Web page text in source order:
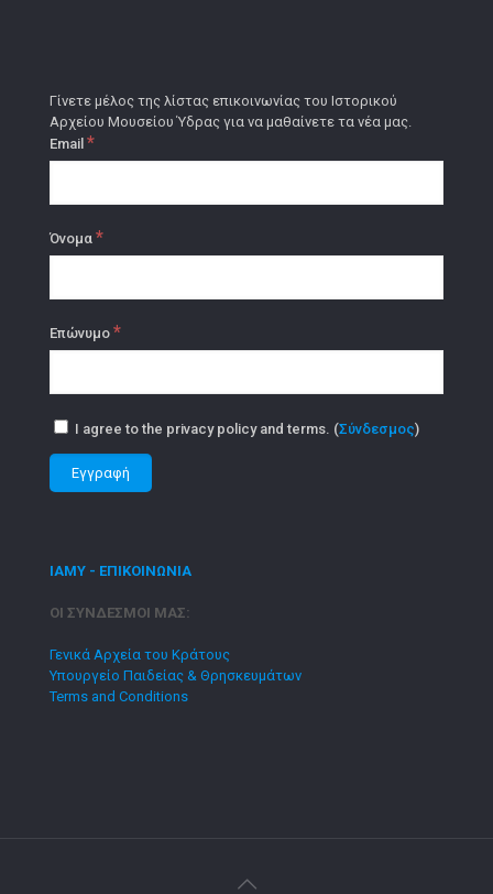
Γίνετε μέλος της λίστας επικοινωνίας του Ιστορικού
Αρχείου Μουσείου Ύδρας για να μαθαίνετε τα νέα μας.
Email *
Όνομα *
Επώνυμο *
I agree to the privacy policy and terms. (Σύνδεσμος)
ΙΑΜΥ - ΕΠΙΚΟΙΝΩΝΙΑ
ΟΙ ΣΥΝΔΕΣΜΟΙ ΜΑΣ:
Γενικά Αρχεία του Κράτους
Υπουργείο Παιδείας & Θρησκευμάτων
Terms and Conditions